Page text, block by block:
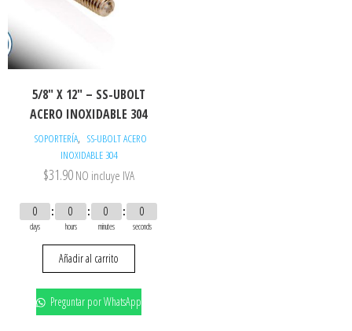
5/8″ X 12″ – SS-UBOLT
ACERO INOXIDABLE 304
SOPORTERÍA, SS-UBOLT ACERO
INOXIDABLE 304
$31.90 NO incluye IVA
0
days
0
hours
0
minutes
0
seconds
Añadir al carrito
Preguntar por WhatsApp